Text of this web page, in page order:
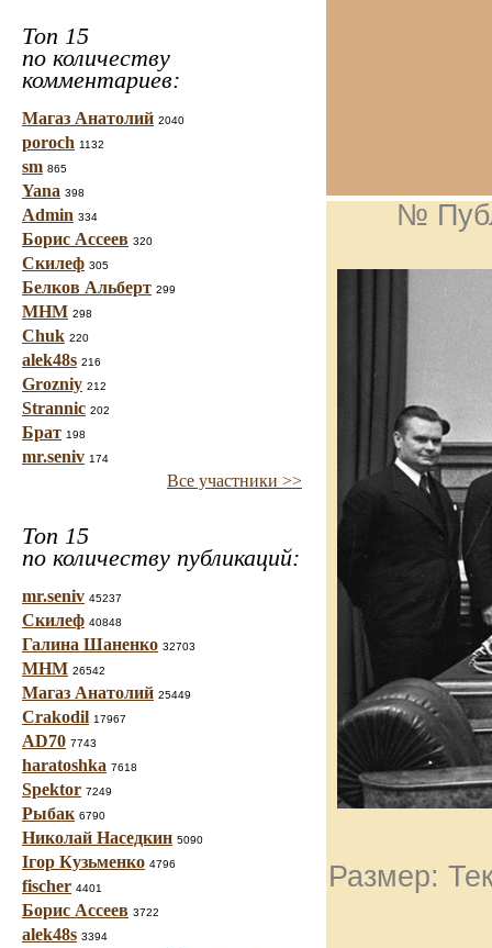
Топ 15
по количеству
комментариев:
Магаз Анатолий 2040
poroch 1132
sm 865
Yana 398
Admin 334
Борис Ассеев 320
Скилеф 305
Белков Альберт 299
МНМ 298
Chuk 220
alek48s 216
Grozniy 212
Strannic 202
Брат 198
mr.seniv 174
Все участники >>
Топ 15
по количеству публикаций:
mr.seniv 45237
Скилеф 40848
Галина Шаненко 32703
МНМ 26542
Магаз Анатолий 25449
Crakodil 17967
AD70 7743
haratoshka 7618
Spektor 7249
Рыбак 6790
Николай Наседкин 5090
Ігор Кузьменко 4796
fischer 4401
Борис Ассеев 3722
alek48s 3394
№
Размер: